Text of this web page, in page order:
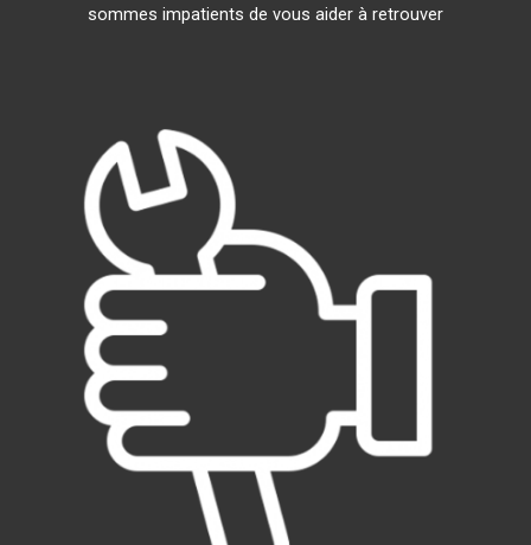
sommes impatients de vous aider à retrouver